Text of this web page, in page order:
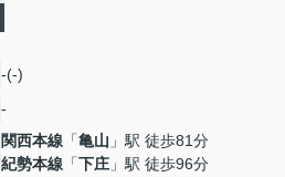
-(-)
-
関西本線 「亀山 」駅 徒歩81分
紀勢本線 「下庄 」駅 徒歩96分